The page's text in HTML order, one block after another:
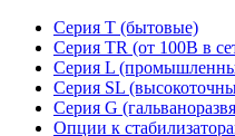
Серия T (бытовые)
Серия TR (от 100В в
Серия L
Серия SL
Серия G
Опции к